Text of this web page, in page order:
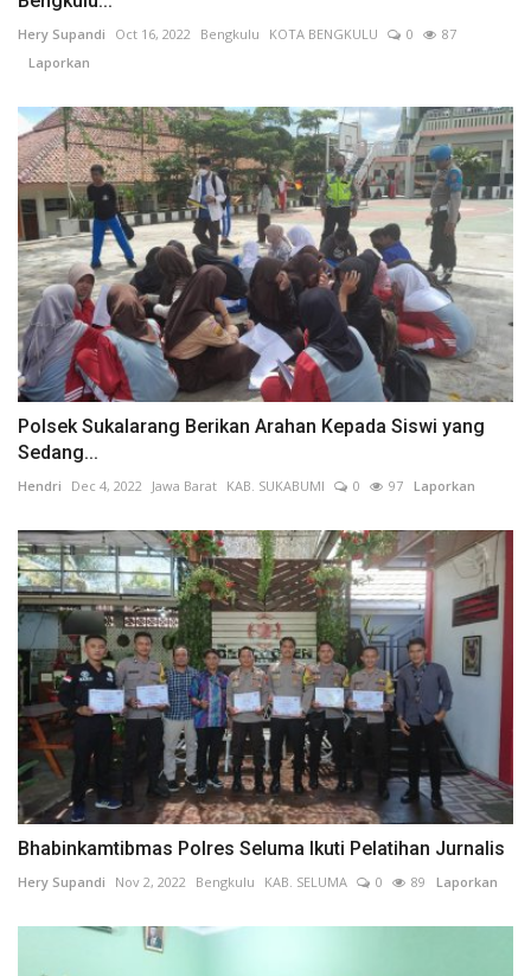
Hery Supandi Oct 16, 2022 Bengkulu KOTA BENGKULU 0
87
Laporkan
Polsek Sukalarang Berikan Arahan Kepada Siswi yang
Sedang...
Hendri Dec 4, 2022 Jawa Barat KAB. SUKABUMI 0 97 Laporkan
Bhabinkamtibmas Polres Seluma Ikuti Pelatihan Jurnalis
Hery Supandi Nov 2, 2022 Bengkulu KAB. SELUMA 0 89 Laporkan